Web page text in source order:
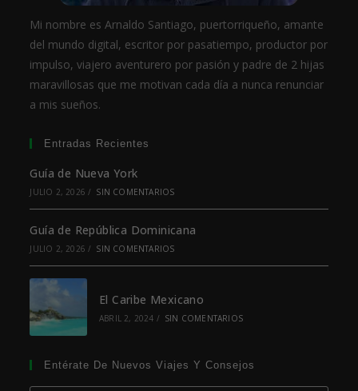
Mi nombre es Arnaldo Santiago, puertorriqueño, amante
del mundo digital, escritor por pasatiempo, productor por
impulso, viajero aventurero por pasión y padre de 2 hijas
maravillosas que me motivan cada día a nunca renunciar
a mis sueños.
Entradas Recientes
Guía de Nueva York
JULIO 2, 2026 / SIN COMENTARIOS
Guía de República Dominicana
JULIO 2, 2026 / SIN COMENTARIOS
El Caribe Mexicano
ABRIL 2, 2024 / SIN COMENTARIOS
Entérate De Nuevos Viajes Y Consejos